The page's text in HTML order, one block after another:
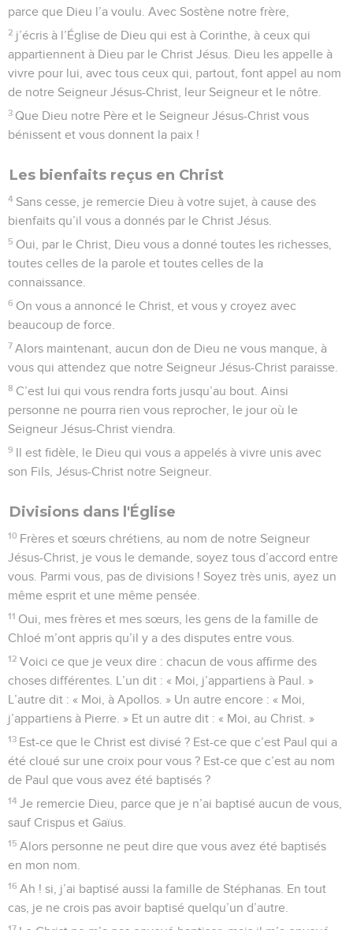
parce que Dieu l’a voulu. Avec Sostène notre frère,
2 j’écris à l’Église de Dieu qui est à Corinthe, à ceux qui
appartiennent à Dieu par le Christ Jésus. Dieu les appelle à
vivre pour lui, avec tous ceux qui, partout, font appel au nom
de notre Seigneur Jésus-Christ, leur Seigneur et le nôtre.
3 Que Dieu notre Père et le Seigneur Jésus-Christ vous
bénissent et vous donnent la paix !
Les bienfaits reçus en Christ
4 Sans cesse, je remercie Dieu à votre sujet, à cause des
bienfaits qu’il vous a donnés par le Christ Jésus.
5 Oui, par le Christ, Dieu vous a donné toutes les richesses,
toutes celles de la parole et toutes celles de la
connaissance.
6 On vous a annoncé le Christ, et vous y croyez avec
beaucoup de force.
7 Alors maintenant, aucun don de Dieu ne vous manque, à
vous qui attendez que notre Seigneur Jésus-Christ paraisse.
8 C’est lui qui vous rendra forts jusqu’au bout. Ainsi
personne ne pourra rien vous reprocher, le jour où le
Seigneur Jésus-Christ viendra.
9 Il est fidèle, le Dieu qui vous a appelés à vivre unis avec
son Fils, Jésus-Christ notre Seigneur.
Divisions dans l'Église
10 Frères et sœurs chrétiens, au nom de notre Seigneur
Jésus-Christ, je vous le demande, soyez tous d’accord entre
vous. Parmi vous, pas de divisions ! Soyez très unis, ayez un
même esprit et une même pensée.
11 Oui, mes frères et mes sœurs, les gens de la famille de
Chloé m’ont appris qu’il y a des disputes entre vous.
12 Voici ce que je veux dire : chacun de vous affirme des
choses différentes. L’un dit : « Moi, j’appartiens à Paul. »
L’autre dit : « Moi, à Apollos. » Un autre encore : « Moi,
j’appartiens à Pierre. » Et un autre dit : « Moi, au Christ. »
13 Est-ce que le Christ est divisé ? Est-ce que c’est Paul qui a
été cloué sur une croix pour vous ? Est-ce que c’est au nom
de Paul que vous avez été baptisés ?
14 Je remercie Dieu, parce que je n’ai baptisé aucun de vous,
sauf Crispus et Gaïus.
15 Alors personne ne peut dire que vous avez été baptisés
en mon nom.
16 Ah ! si, j’ai baptisé aussi la famille de Stéphanas. En tout
cas, je ne crois pas avoir baptisé quelqu’un d’autre.
17